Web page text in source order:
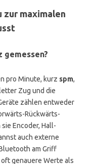
zur maximalen
pro Minute, kurz spm,
Zug und die
zählen entweder
Rückwärts-
Encoder, Hall-
auch externe
am Griff
genauere Werte als